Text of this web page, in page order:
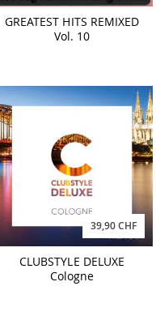
GREATEST HITS REMIXED
Vol. 10
39,90 CHF
CLUBSTYLE DELUXE
Cologne